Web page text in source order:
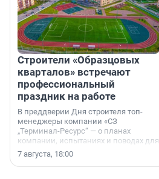
Строители «Образцовых
кварталов» встречают
профессиональный
праздник на работе
В преддверии Дня строителя топ-
менеджеры компании «СЗ
„Терминал-Ресурс“ — о планах
компании, испытаниях и поводах для
осторожного оптимизма.
7 августа, 18:00